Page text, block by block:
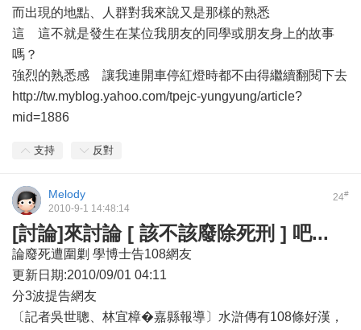
而出現的地點、人群對我來說又是那樣的熟悉
這 這不就是發生在某位我朋友的同學或朋友身上的故事
嗎？
強烈的熟悉感 讓我連開車停紅燈時都不由得繼續翻閱下去
http://tw.myblog.yahoo.com/tpejc-yungyung/article?
mid=1886
支持 反對
24#
Melody
2010-9-1 14:48:14
[討論]來討論 [ 該不該廢除死刑 ] 吧...
論廢死遭圍剿 學博士告108網友
更新日期:2010/09/01 04:11
分3波提告網友
〔記者吳世聰、林宜樟�嘉縣報導〕水滸傳有108條好漢，